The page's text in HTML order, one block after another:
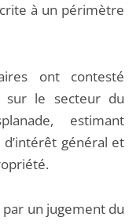
à un périmètre
ont contesté
sur le secteur du
estimant
général et
un jugement du